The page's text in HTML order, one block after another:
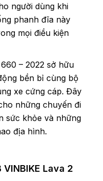
người dùng khi
phanh đĩa này
mọi điều kiện
– 2022 sở hữu
bền bỉ cùng bộ
xe cứng cáp. Đây
những chuyến đi
sức khỏe và những
địa hình.
Lava 2